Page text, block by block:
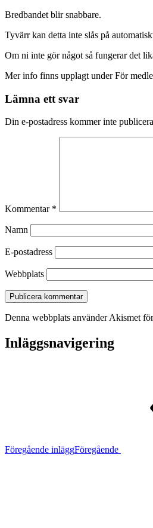
Bredbandet blir snabbare.
Tyvärr kan detta inte slås på
Om ni inte gör något så fungerar det
Mer info finns upplagt under För
Lämna ett svar
Din e-postadress kommer inte
Kommentar *
Namn
E-postadress
Webbplats
Denna webbplats använder Akismet
Inläggsnavigering
Föregående inläggFöregående